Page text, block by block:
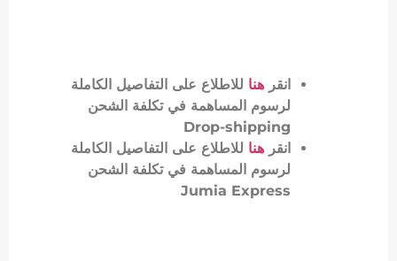
انقر هنا للاطلاع على التفاصيل الكاملة
لرسوم المساهمة في تكلفة الشحن
Drop-shipping
انقر هنا للاطلاع على التفاصيل الكاملة
لرسوم المساهمة في تكلفة الشحن
Jumia Express